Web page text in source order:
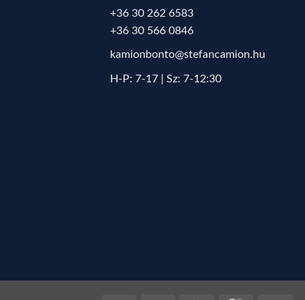
+36 30 262 6583
+36 30 566 0846
kamionbonto@stefancamion.hu
H-P: 7-17 | Sz: 7-12:30